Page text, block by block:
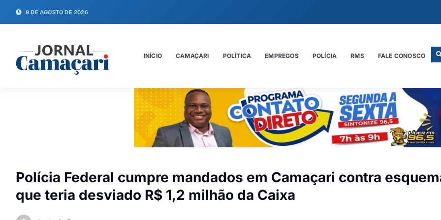
8 DE AGOSTO DE 2026
INÍCIO CAMAÇARI POLÍTICA EMPREGOS POLÍCIA RMS FALE CONOSCO
Polícia Federal cumpre mandados em Camaçari contra
que teria desviado R$ 1,2 milhão da Caixa